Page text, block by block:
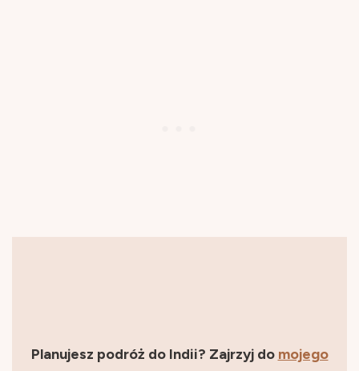
Planujesz podróż do Indii? Zajrzyj do mojego